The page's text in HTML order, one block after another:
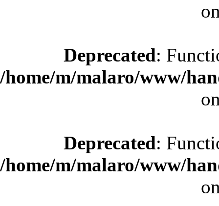
Deprecated:
/home/m/malaro/www/
Deprecated:
/home/m/malaro/www/